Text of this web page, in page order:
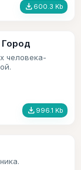
file_download 600.3 Kb
человека-
file_download 996.1 Kb